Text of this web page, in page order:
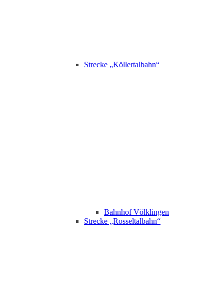
Strecke „Köllertalbahn“
Bahnhof Völklingen
Strecke „Rosseltalbahn“